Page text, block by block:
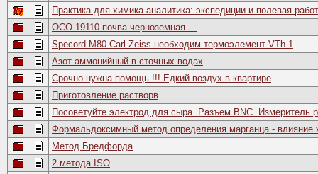
Практика для химика аналитика: экспедиции и полевая
ОСО 19110 почва черноземная....
Specord M80 Carl Zeiss необходим термоэлемент VTh-1
Азот аммонийный в сточных водах
Срочно нужна помощь !!! Едкий воздух в квартире
Приготовление растворв
Посоветуйте электрод для сыра. Разъем BNC. Измеритель
Формальдоксимный метод определения марганца - влияние
Метод Бредфорда
2 метода ISO